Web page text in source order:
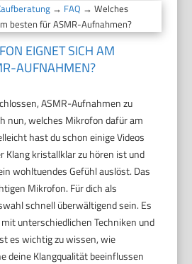
→ FAQ → Welches
besten für ASMR-Aufnahmen?
EIGNET SICH AM
AUFNAHMEN?
ASMR-Aufnahmen zu
nun, welches Mikrofon dafür am
hast du schon einige Videos
Klang kristallklar zu hören ist und
wohltuendes Gefühl auslöst. Das
Mikrofon. Für dich als
schnell überwältigend sein. Es
unterschiedlichen Techniken und
es wichtig zu wissen, wie
deine Klangqualität beeinflussen